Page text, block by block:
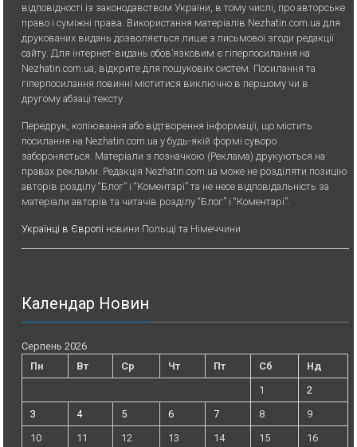
відповідності із законодавством України, в тому числі, про авторське
право і суміжні права. Використання матерiалiв Nezhatin.com.ua для
друкованих видань дозволяється лише з письмової згоди редакції
сайту. Для iнтернет-видань обов’язковим є гiперпосилання на
Nezhatin.com.ua, відкрите для пошукових систем. Посилання та
гіперпосилання повинні міститися виключно в першому чи в
другому абзаці тексту.
Передрук, копiювання або вiдтворення iнформацiї, що мiстить
посилання на Nezhatin.com.ua у будь-якiй формi суворо
забороняється. Матеріали з позначкою (Реклама) друкуються на
правах реклами. Редакція Nezhatin.com.ua може не розділяти позицію
авторів розділу “Блог” і “Коментарі” та не несе відповідальність за
матеріали авторів та читачів розділу “Блог” і “Коментарі”.
Українці в Європі новини Польщі та Німеччини
Календар Новин
Серпень 2026
Пн
Вт Ср Чт Пт Сб
Нд
1
2
3
4 5 6 7 8
9
10
11 12 13 14 15 16